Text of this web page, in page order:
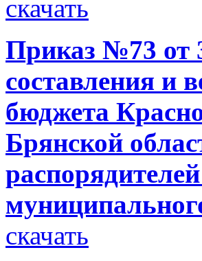
скачать
Приказ №73 от
составления и
бюджета
Брянской
скачать